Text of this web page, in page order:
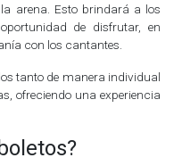
arena. Esto brindará a los
de disfrutar, en
con los cantantes.
tanto de manera individual
ofreciendo una experiencia